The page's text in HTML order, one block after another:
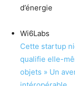
d’énergie
Wi6Labs
Cette startup
qualifie elle-
objets » Un